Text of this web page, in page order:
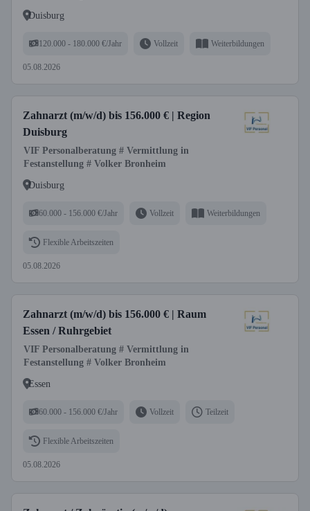
Duisburg
120.000 - 180.000 €/Jahr Vollzeit Weiterbildungen
05.08.2026
Zahnarzt (m/w/d) bis 156.000 € | Region
Duisburg
VIF Personalberatung # Vermittlung in
Festanstellung # Volker Bronheim
Duisburg
60.000 - 156.000 €/Jahr Vollzeit Weiterbildungen
Flexible Arbeitszeiten
05.08.2026
Zahnarzt (m/w/d) bis 156.000 € | Raum
Essen / Ruhrgebiet
VIF Personalberatung # Vermittlung in
Festanstellung # Volker Bronheim
Essen
60.000 - 156.000 €/Jahr Vollzeit Teilzeit
Flexible Arbeitszeiten
05.08.2026